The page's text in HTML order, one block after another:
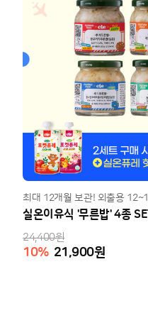
최대 12개월 보관! 외출용
실온이유식 '무른밥' 4종
24,400원
10% 21,900원